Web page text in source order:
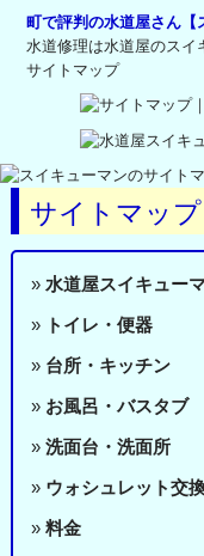
町で評判の水道屋さん【
水道修理は水道屋のスイ
サイトマップ
サイトマップ
» 水道屋スイキュー
» トイレ・便器
» 台所・キッチン
» お風呂・バスタブ
» 洗面台・洗面所
» ウォシュレット交
» 料金